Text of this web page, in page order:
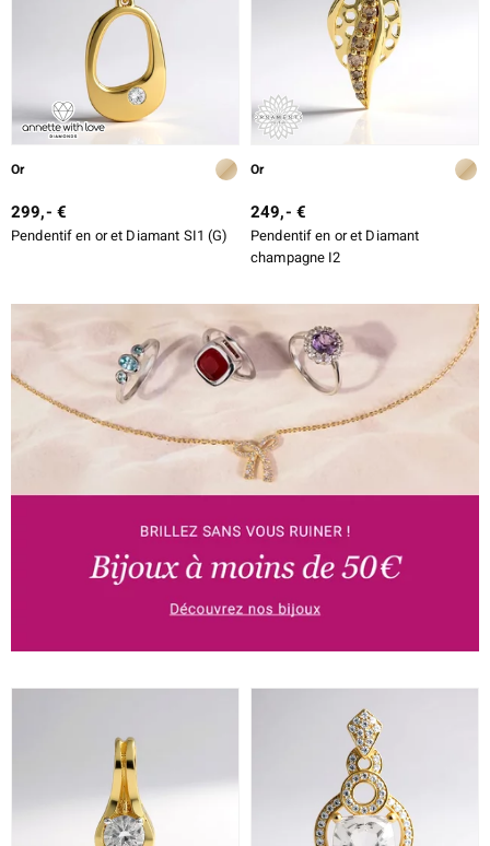
Or
299,- €
Pendentif en or et Diamant SI1 (G)
Or
249,- €
Pendentif en or et Diamant
champagne I2